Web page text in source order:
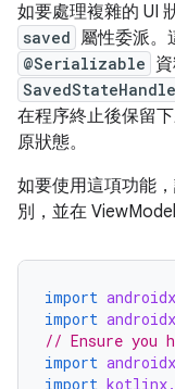
如要處理複雜的 UI
saved 屬性委派。
@Serializable
SavedStateHandle
在程序終止後保留
原狀態。
如要使用這項功能
別，並在
import
import
// Ensure you
import
import